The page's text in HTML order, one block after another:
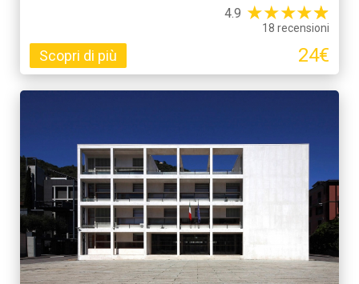
4.9 ★★★★☆
★
18 recensioni
Scopri di più 24€